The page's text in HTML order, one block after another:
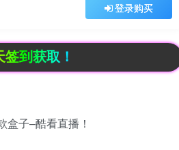
登录购买
！
子–酷看直播！